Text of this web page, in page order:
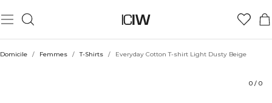
Domicile / Femmes / T-Shirts / Everyday Cotton T-shirt Light Dusty Beige
0 / 0